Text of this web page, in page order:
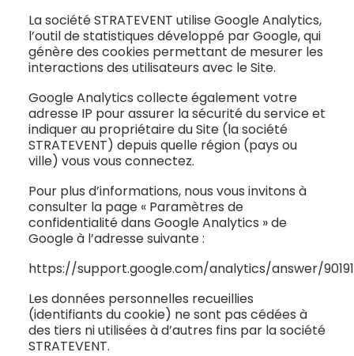
La société STRATEVENT utilise Google Analytics,
l’outil de statistiques développé par Google, qui
génère des cookies permettant de mesurer les
interactions des utilisateurs avec le Site.
Google Analytics collecte également votre
adresse IP pour assurer la sécurité du service et
indiquer au propriétaire du Site (la société
STRATEVENT) depuis quelle région (pays ou
ville) vous vous connectez.
Pour plus d’informations, nous vous invitons à
consulter la page « Paramètres de
confidentialité dans Google Analytics » de
Google à l’adresse suivante :
https://support.google.com/analytics/answer/
Les données personnelles recueillies
(identifiants du cookie) ne sont pas cédées à
des tiers ni utilisées à d’autres fins par la société
STRATEVENT.